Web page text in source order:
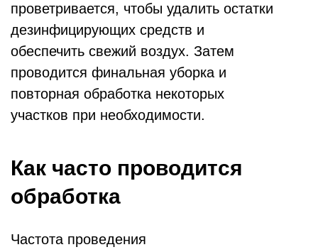
проветривается, чтобы удалить остатки
дезинфицирующих средств и
обеспечить свежий воздух. Затем
проводится финальная уборка и
повторная обработка некоторых
участков при необходимости.
Как часто проводится
обработка
Частота проведения